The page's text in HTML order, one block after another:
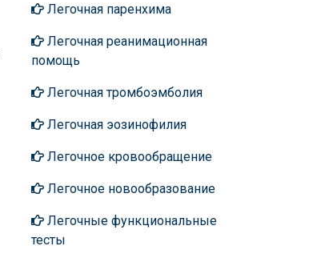
Легочная паренхима
Легочная реанимационная
помощь
Легочная тромбоэмболия
Легочная эозинофилия
Легочное кровообращение
Легочное новообразование
Легочные функциональные
тесты